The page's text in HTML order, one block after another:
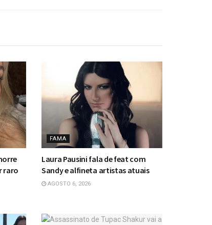
raro
FAMA
Laura Pausini fala de feat com
Sandy e alfineta artistas atuais
AGOSTO 6, 2026